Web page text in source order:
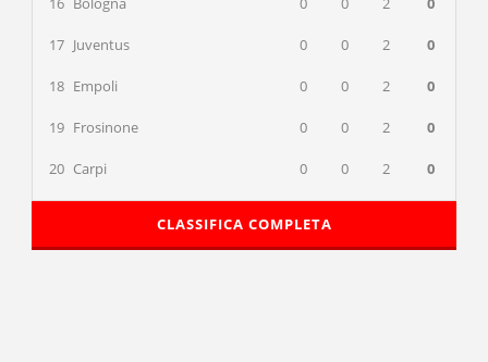
17 Juventus 0 0 2 0
18 Empoli 0 0 2 0
19 Frosinone 0 0 2 0
20 Carpi 0 0 2 0
CLASSIFICA COMPLETA